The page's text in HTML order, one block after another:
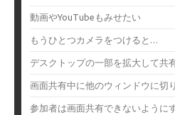
動画やYouTubeもみせたい
もうひとつカメラをつけると…
デスクトップの一部を拡大して共
画面共有中に他のウィンドウに切
参加者は画面共有できないように